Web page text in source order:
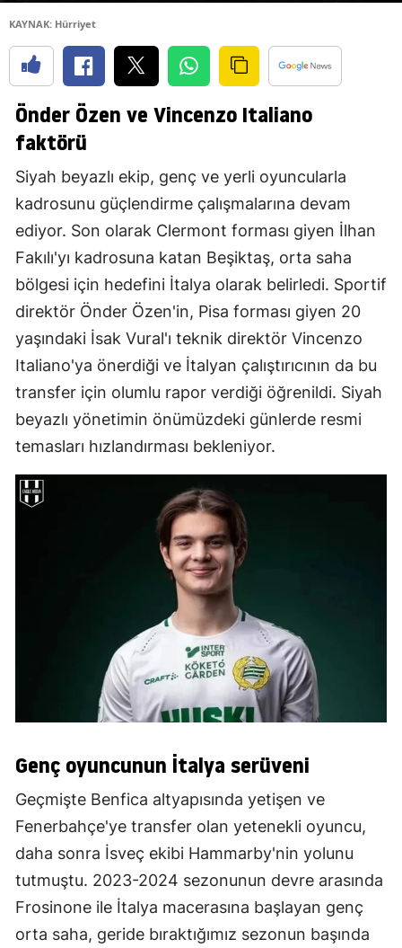
KAYNAK: Hürriyet
Önder Özen ve Vincenzo Italiano
faktörü
Siyah beyazlı ekip, genç ve yerli oyuncularla
kadrosunu güçlendirme çalışmalarına devam
ediyor. Son olarak Clermont forması giyen İlhan
Fakılı'yı kadrosuna katan Beşiktaş, orta saha
bölgesi için hedefini İtalya olarak belirledi. Sportif
direktör Önder Özen'in, Pisa forması giyen 20
yaşındaki İsak Vural'ı teknik direktör Vincenzo
Italiano'ya önerdiği ve İtalyan çalıştırıcının da bu
transfer için olumlu rapor verdiği öğrenildi. Siyah
beyazlı yönetimin önümüzdeki günlerde resmi
temasları hızlandırması bekleniyor.
Genç oyuncunun İtalya serüveni
Geçmişte Benfica altyapısında yetişen ve
Fenerbahçe'ye transfer olan yetenekli oyuncu,
daha sonra İsveç ekibi Hammarby'nin yolunu
tutmuştu. 2023-2024 sezonunun devre arasında
Frosinone ile İtalya macerasına başlayan genç
orta saha, geride bıraktığımız sezonun başında